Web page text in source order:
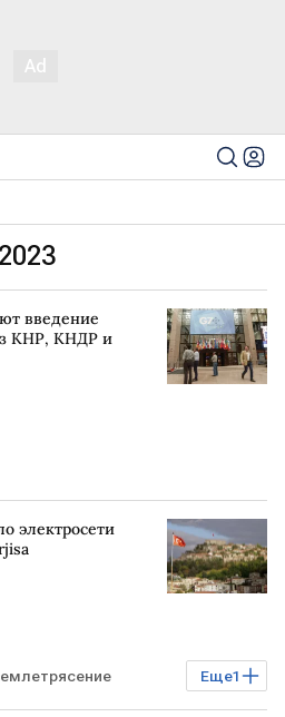
введение
КНР, КНДР и
электросети
Еще1